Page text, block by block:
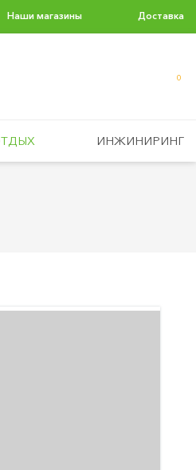
Наши магазины Доставка
0
ИНЖИНИРИНГ